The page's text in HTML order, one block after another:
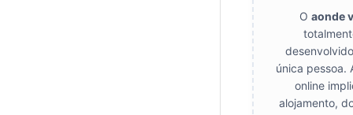
O aonde
única pessoa.
online
alojamento,